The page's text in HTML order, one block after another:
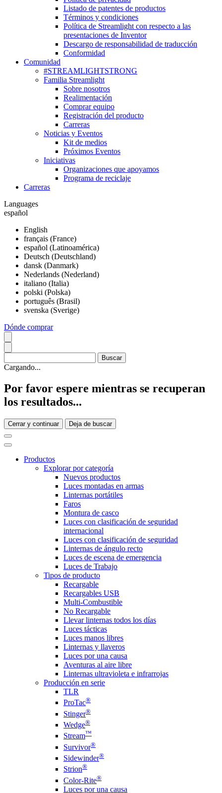
Listado de patentes de productos
Términos y condiciones
Política de Streamlight con respecto a las
presentaciones de Inventor
Descargo de responsabilidad de traducción
Conformidad
Comunidad
#STREAMLIGHTSTRONG
Familia Streamlight
Sobre nosotros
Realimentación
Comprar equipo
Registración del producto
Carreras
Noticias y Eventos
Kit de medios
Próximos Eventos
Iniciativas
Organizaciones que apoyamos
Programa de reciclaje
Carreras
Languages
español
English
français (France)
español (Latinoamérica)
Deutsch (Deutschland)
dansk (Danmark)
Nederlands (Nederland)
italiano (Italia)
polski (Polska)
português (Brasil)
svenska (Sverige)
Dónde comprar
Cargando...
Por favor espere mientras se recuperan
los resultados...
Cerrar y continuar Deja de buscar
Productos
Explorar por categoría
Nuevos productos
Luces montadas en armas
Linternas portátiles
Faros
Montura de casco
Luces con clasificación de seguridad
internacional
Luces con clasificación de seguridad
Linternas de ángulo recto
Luces de escena de emergencia
Luces de Trabajo
Tipos de producto
Recargable
Recargables USB
Multi-Combustible
No Recargable
Llevar linternas todos los días
Luces tácticas
Luces manos libres
Linternas y llaveros
Luces por una causa
Aventuras al aire libre
Linternas ultravioleta e infrarrojas
Producción en serie
TLR
ProTac®
Stinger®
Wedge®
Stream™
Survivor®
Sidewinder®
Strion®
Color-Rite®
Luces por una causa